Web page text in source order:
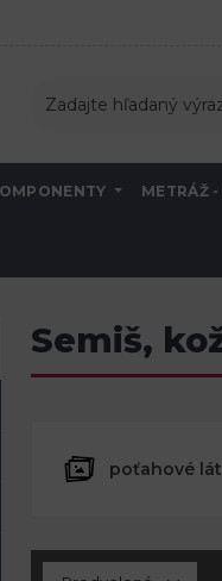
METRÁŽ
Semiš,
poťahové